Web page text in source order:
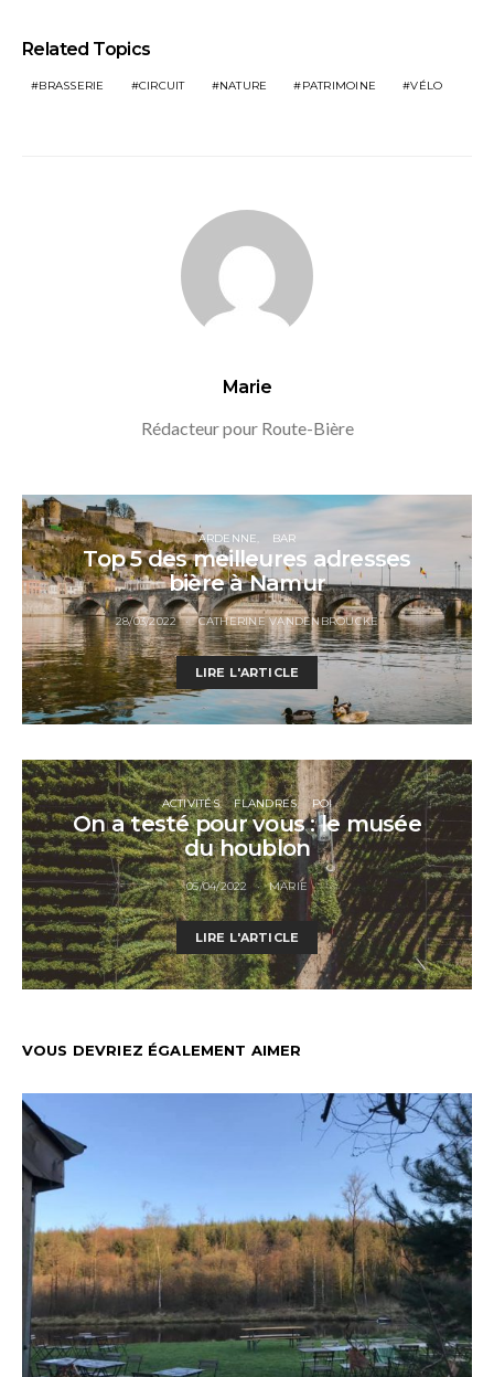
Related Topics
BRASSERIE CIRCUIT NATURE PATRIMOINE VÉLO
Marie
Rédacteur pour Route-Bière
ARDENNE BAR
Top 5 des meilleures adresses
bière à Namur
28/03/2022 CATHERINE VANDENBROUCKE
LIRE L'ARTICLE
ACTIVITÉS FLANDRES POI
On a testé pour vous : le musée
du houblon
05/04/2022 MARIE
LIRE L'ARTICLE
VOUS DEVRIEZ ÉGALEMENT AIMER